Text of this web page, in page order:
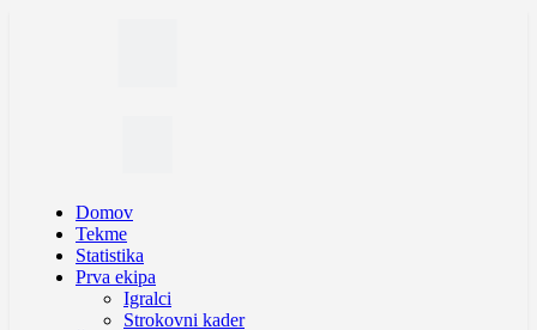
Domov
Tekme
Statistika
Prva ekipa
Igralci
Strokovni kader